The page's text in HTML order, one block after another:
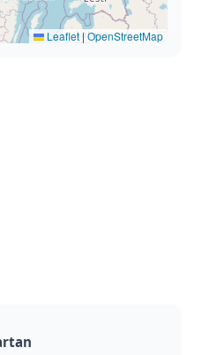
Leaflet|OpenStreetMap